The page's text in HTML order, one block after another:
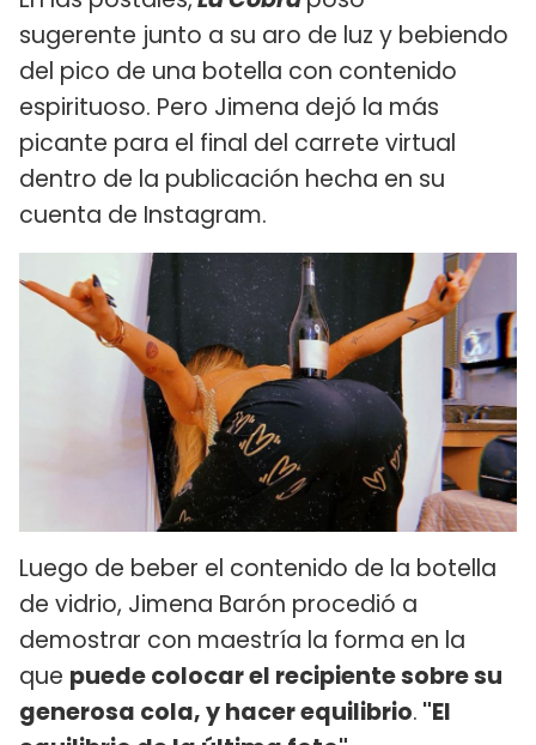
sugerente junto a su aro de luz y bebiendo
del pico de una botella con contenido
espirituoso. Pero Jimena dejó la más
picante para el final del carrete virtual
dentro de la publicación hecha en su
cuenta de Instagram.
Luego de beber el contenido de la botella
de vidrio, Jimena Barón procedió a
demostrar con maestría la forma en la
que puede colocar el recipiente sobre su
generosa cola, y hacer equilibrio. "El